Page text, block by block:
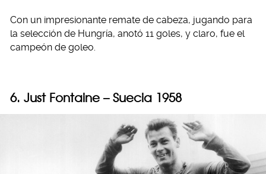
Con un impresionante remate de cabeza, jugando para
la selección de Hungría, anotó 11 goles, y claro, fue el
campeón de goleo.
6. Just Fontaine – Suecia 1958